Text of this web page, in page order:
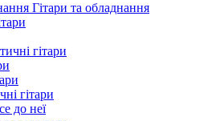
Гітари та обладнання
гітари
гітари
до неї